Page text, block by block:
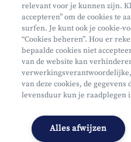
Mifid
Privacy
Juridische info
Onderworpen aan de controle
Toegankelijkheidsverklaring
Cookies beheren
relevant voor je kunnen zijn.
accepteren” om de cookies te
surfen. Je kunt ook je cookie-
“Cookies beheren”. Hou er
bepaalde cookies niet
van de website kan
van deze cookies, de gegevens
levensduur kun je raadplegen
Alles afwijzen